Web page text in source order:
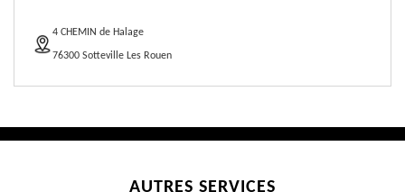
4 CHEMIN de Halage
76300 Sotteville Les Rouen
AUTRES SERVICES